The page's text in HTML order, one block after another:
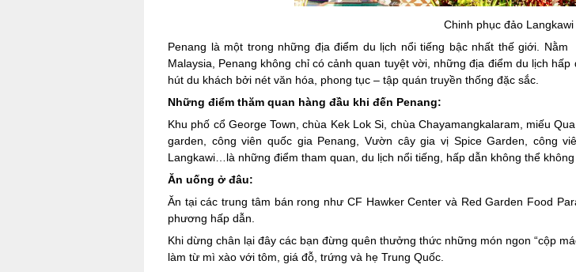
Chinh phục đảo
Penang là một trong những địa điểm du lịch nổi tiếng bậc nhất thế giới.
Malaysia, Penang không chỉ có cảnh quan tuyệt vời, những địa điểm du lịch
hút du khách bởi nét văn hóa, phong tục – tập quán truyền thống đặc sắc.
Những điểm thăm quan hàng đầu khi đến Penang:
Khu phố cổ George Town, chùa Kek Lok Si, chùa Chayamangkalaram, miếu
garden, công viên quốc gia Penang, Vườn cây gia vị Spice Garden, công
Langkawi…là những điểm tham quan, du lịch nổi tiếng, hấp dẫn không thể không
Ăn uống ở đâu:
Ăn tại các trung tâm bán rong như CF Hawker Center và Red Garden Food
phương hấp dẫn.
Khi dừng chân lại đây các bạn đừng quên thưởng thức những món ngon “cộp
làm từ mì xào với tôm, giá đỗ, trứng và hẹ Trung Quốc.